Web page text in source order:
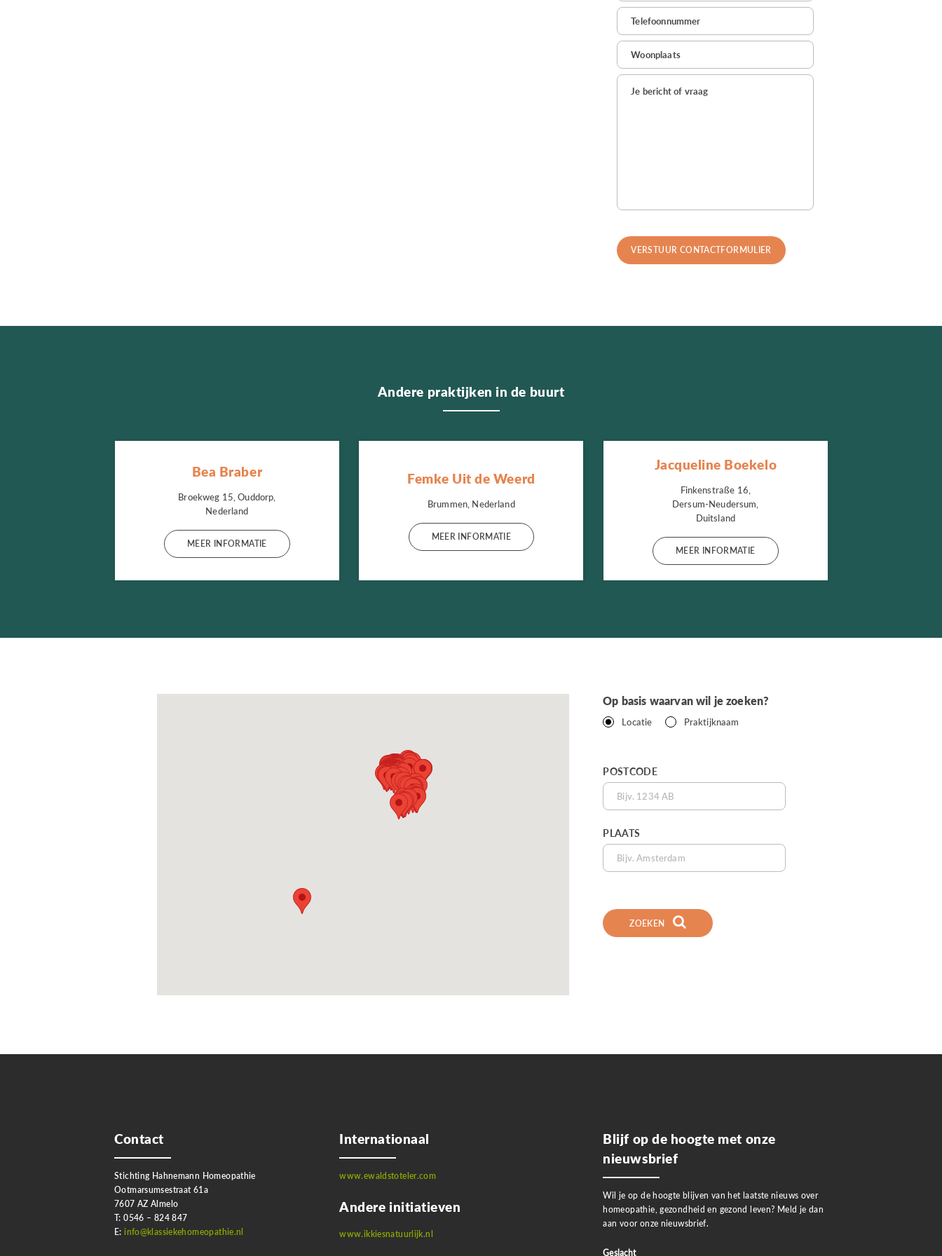
Andere praktijken in de buurt
Bea Braber
Broekweg 15, Ouddorp,
Nederland
MEER INFORMATIE
Femke Uit de Weerd
Brummen, Nederland
MEER INFORMATIE
Jacqueline Boekelo
Finkenstraße 16,
Dersum-Neudersum,
Duitsland
MEER INFORMATIE
Op basis waarvan wil je zoeken?
Locatie Praktijknaam
POSTCODE
PLAATS
ZOEKEN
Contact
Stichting Hahnemann Homeopathie
Ootmarsumsestraat 61a
7607 AZ Almelo
T: 0546 – 824 847
E:info@klassiekehomeopathie.nl
Internationaal
www.ewaldstoteler.com
Andere initiatieven
www.ikkiesnatuurlijk.nl
Blijf op de hoogte met onze
nieuwsbrief
Wil je op de hoogte blijven van het laatste nieuws over
homeopathie, gezondheid en gezond leven? Meld je dan
aan voor onze nieuwsbrief.
Geslacht